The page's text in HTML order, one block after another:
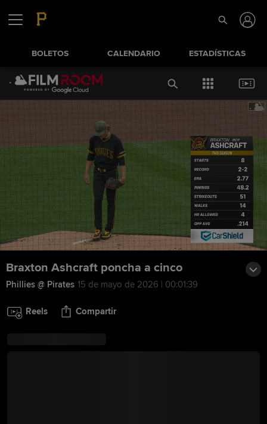
BOLETOS CALENDARIO ESTADÍSTICAS
Braxton Ashcraft poncha a cinco
Phillies @ Pirates 15 de mayo de 2026 | 00:01:39
Reels Compartir